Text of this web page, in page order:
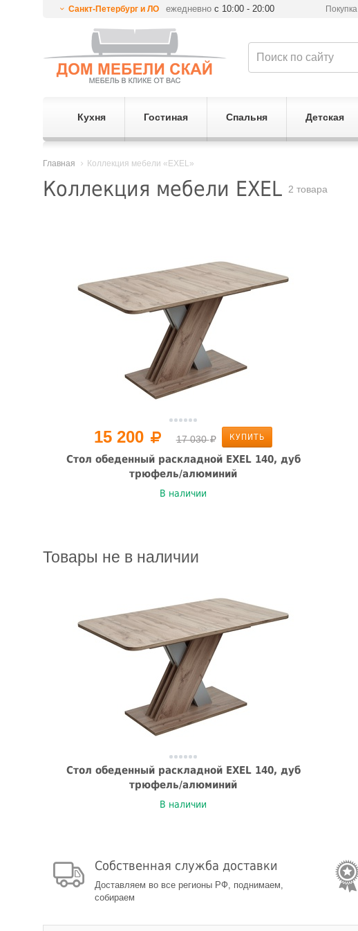
Санкт-Петербург и ЛО ежедневнос 10:00 - 20:00 Покупка
Кухня Гостиная Спальня Детская
Главная Коллекция мебели «EXEL»
Коллекция мебели EXEL 2 товара
15 200 17 030 КУПИТЬ
Стол обеденный раскладной EXEL 140, дуб
трюфель/алюминий
В наличии
Товары не в наличии
Стол обеденный раскладной EXEL 140, дуб
трюфель/алюминий
В наличии
Собственная служба доставки
Доставляем во все регионы РФ, поднимаем,
собираем